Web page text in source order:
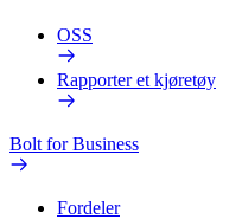
OSS
Rapporter et kjøretøy
Bolt for Business
Fordeler